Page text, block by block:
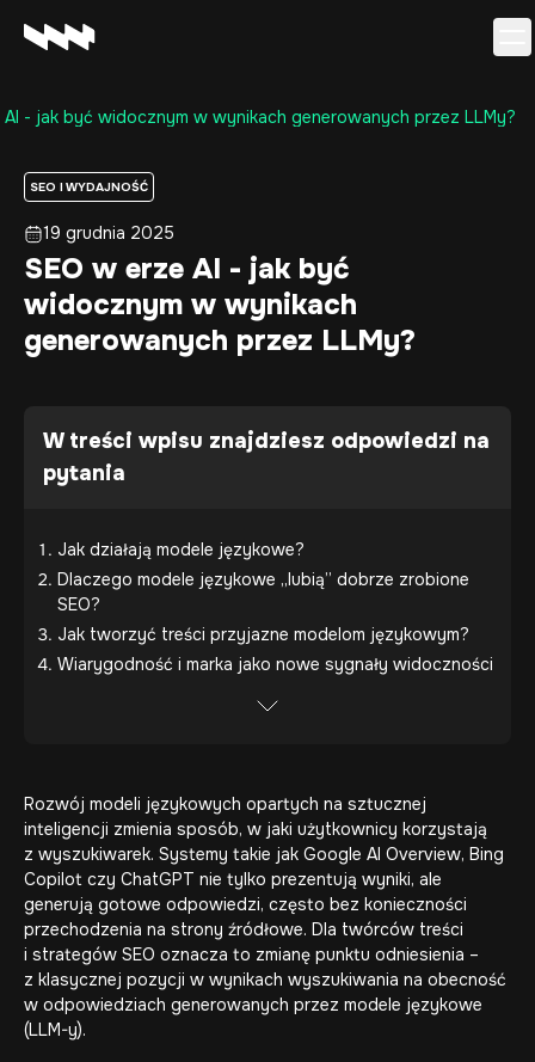
Realizacje
O firmie
Kariera
Baza wiedzy
Kontakt
AI - jak być widocznym w wynikach generowanych przez LLMy?
SEO I WYDAJNOŚĆ
19 grudnia 2025
SEO w erze AI - jak być
widocznym w wynikach
generowanych przez LLMy?
W treści wpisu znajdziesz odpowiedzi na
pytania
Jak działają modele językowe?
Dlaczego modele językowe „lubią” dobrze zrobione
SEO?
Jak tworzyć treści przyjazne modelom językowym?
Wiarygodność i marka jako nowe sygnały widoczności
Rozwój modeli językowych opartych na sztucznej
inteligencji zmienia sposób, w jaki użytkownicy korzystają
z wyszukiwarek. Systemy takie jak Google AI Overview, Bing
Copilot czy ChatGPT nie tylko prezentują wyniki, ale
generują gotowe odpowiedzi, często bez konieczności
przechodzenia na strony źródłowe. Dla twórców treści
i strategów SEO oznacza to zmianę punktu odniesienia –
z klasycznej pozycji w wynikach wyszukiwania na obecność
w odpowiedziach generowanych przez modele językowe
(LLM-y).